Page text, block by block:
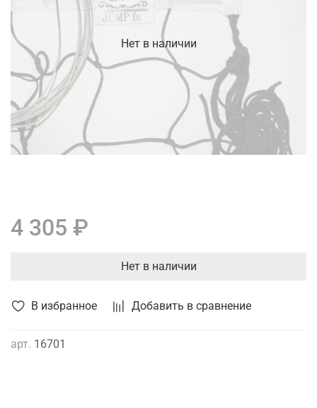
В избранное Добавить в сравнение
арт. 16701
Нет в наличии
4 305 ₽
Нет в наличии